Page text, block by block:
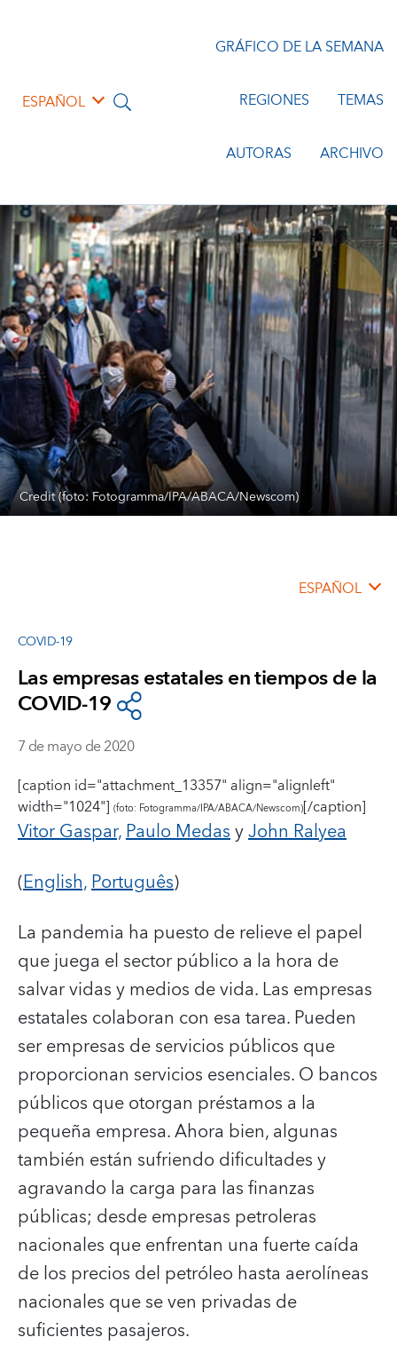
ESPAÑOL
GRÁFICO DE LA SEMANA
REGIONES TEMAS
AUTORAS ARCHIVO
Credit (foto: Fotogramma/IPA/ABACA/Newscom)
ESPAÑOL
COVID-19
Las empresas estatales en tiempos de la
COVID-19
7 de mayo de 2020
[caption id="attachment_13357" align="alignleft"
width="1024"] (foto: Fotogramma/IPA/ABACA/Newscom)[/caption]
Vitor Gaspar,Paulo MedasyJohn Ralyea
(English,Português)
La pandemia ha puesto de relieve el papel
que juega el sector público a la hora de
salvar vidas y medios de vida. Las empresas
estatales colaboran con esa tarea.Pueden
ser empresas de servicios públicos que
proporcionan servicios esenciales. O bancos
públicos que otorgan préstamos a la
pequeña empresa. Ahora bien, algunas
también están sufriendo dificultades y
agravando la carga para las finanzas
públicas; desde empresas petroleras
nacionales que enfrentan una fuerte caída
de los precios del petróleo hasta aerolíneas
nacionales que se ven privadas de
suficientes pasajeros.